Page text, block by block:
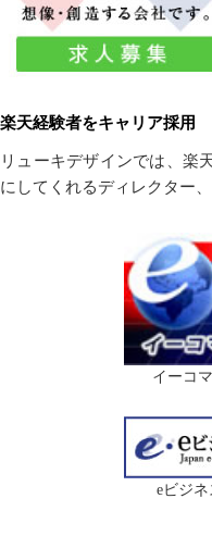
楽天経験者をキャリア採用
リューキデザインでは、楽
にしてくれるディレクター
イーコ
eビジ